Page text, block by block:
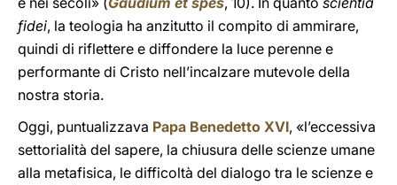
fidei, la teologia ha anzitutto il compito di ammirare,
quindi di riflettere e diffondere la luce perenne e
performante di Cristo nell’incalzare mutevole della
nostra storia.
Oggi, puntualizzava Papa Benedetto XVI, «l’eccessiva
settorialità del sapere, la chiusura delle scienze umane
alla metafisica, le difficoltà del dialogo tra le scienze e